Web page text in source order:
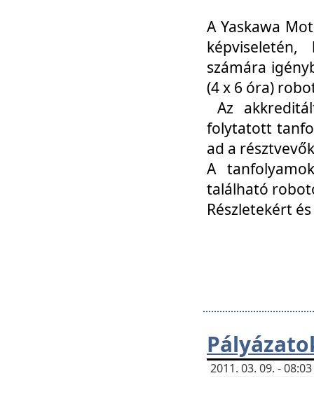
A Yaskawa
számára
(4 x 6 óra)
Az
folytatott
ad a
A
található
Részletekért
2011. 03. 09. -